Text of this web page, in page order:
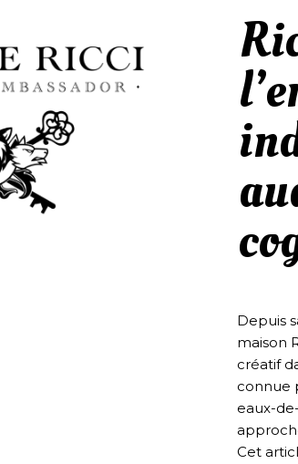
Depuis
maison
créatif
connue
eaux-
Cet